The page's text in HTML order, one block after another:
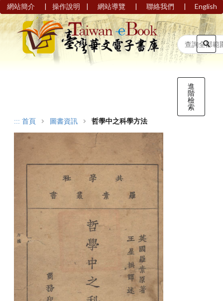
網站簡介 | 操作說明 | 網站導覽 | 聯絡我們 | English
進
階
檢
索
::: 首頁 圖書資訊 哲學中之科學方法